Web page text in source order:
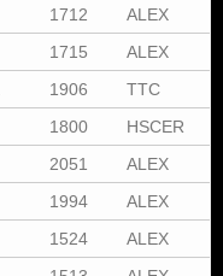
1712 ALEX
1715
ALEX
1906
TTC
1800
HSCER
2051
ALEX
1994
ALEX
1524
ALEX